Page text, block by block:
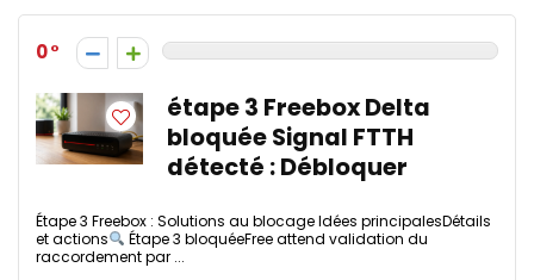
0
étape 3 Freebox Delta
bloquée Signal FTTH
détecté : Débloquer
Étape 3 Freebox : Solutions au blocage Idées principalesDétails
et actions
Étape 3 bloquéeFree attend validation du
raccordement par ...